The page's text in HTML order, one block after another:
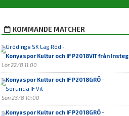
KOMMANDE MATCHER
Grödinge SK Lag Röd -
Konyaspor Kultur och IF P2018VIT från Insteg
Lör 22/8 11:00
Konyaspor Kultur och IF P2018GRÖ-
Sorunda IF Vit
Sön 23/8 10:00
Konyaspor Kultur och IF P2018GRÖ-